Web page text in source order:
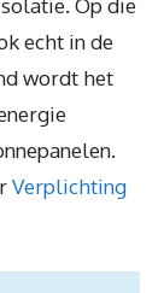
echt in de
wordt het
Verplichting